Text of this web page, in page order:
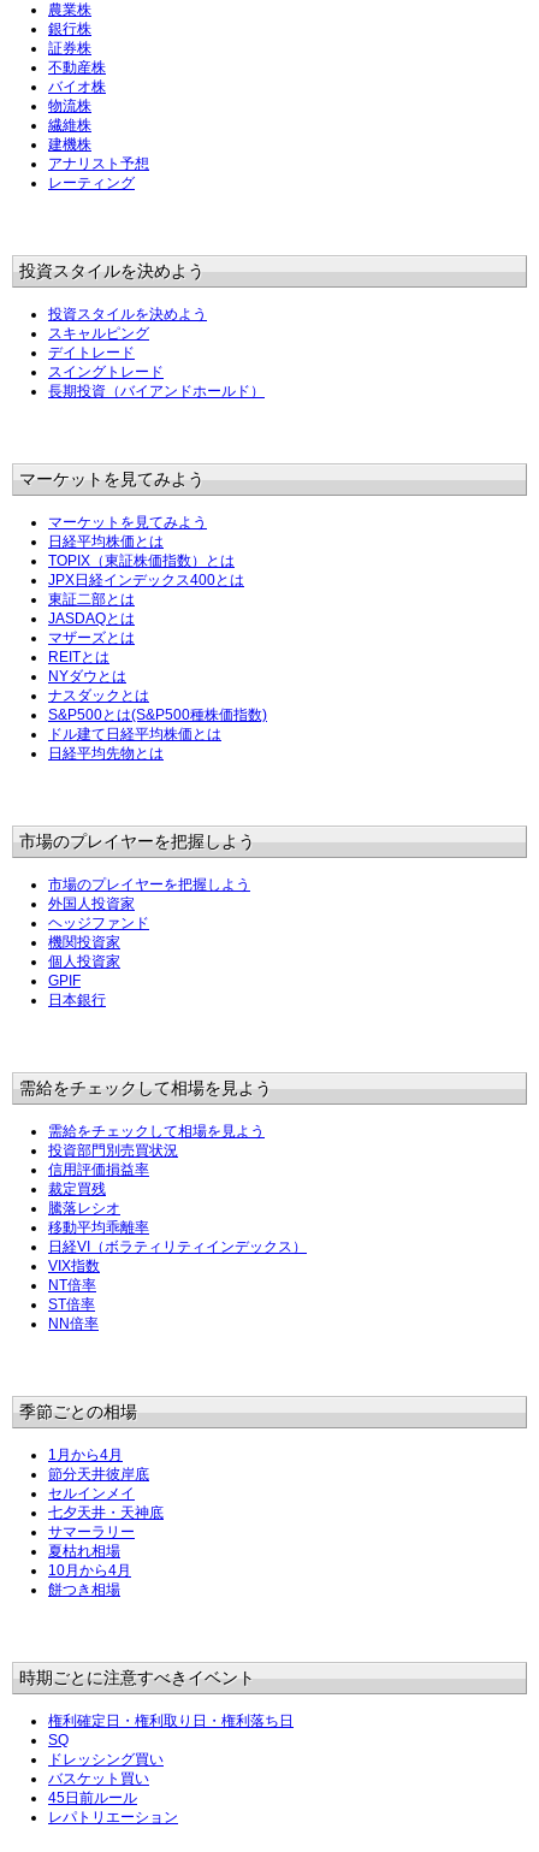
農業株
銀行株
証券株
不動産株
バイオ株
物流株
繊維株
建機株
アナリスト予想
レーティング
投資スタイルを決めよう
投資スタイルを決めよう
スキャルピング
デイトレード
スイングトレード
長期投資（バイアンドホールド）
マーケットを見てみよう
マーケットを見てみよう
日経平均株価とは
TOPIX（東証株価指数）とは
JPX日経インデックス400とは
東証二部とは
JASDAQとは
マザーズとは
REITとは
NYダウとは
ナスダックとは
S&P500とは(S&P500種株価指数)
ドル建て日経平均株価とは
日経平均先物とは
市場のプレイヤーを把握しよう
市場のプレイヤーを把握しよう
外国人投資家
ヘッジファンド
機関投資家
個人投資家
GPIF
日本銀行
需給をチェックして相場を見よう
需給をチェックして相場を見よう
投資部門別売買状況
信用評価損益率
裁定買残
騰落レシオ
移動平均乖離率
日経VI（ボラティリティインデックス）
VIX指数
NT倍率
ST倍率
NN倍率
季節ごとの相場
1月から4月
節分天井彼岸底
セルインメイ
七夕天井・天神底
サマーラリー
夏枯れ相場
10月から4月
餅つき相場
時期ごとに注意すべきイベント
権利確定日・権利取り日・権利落ち日
SQ
ドレッシング買い
バスケット買い
45日前ルール
レパトリエーション